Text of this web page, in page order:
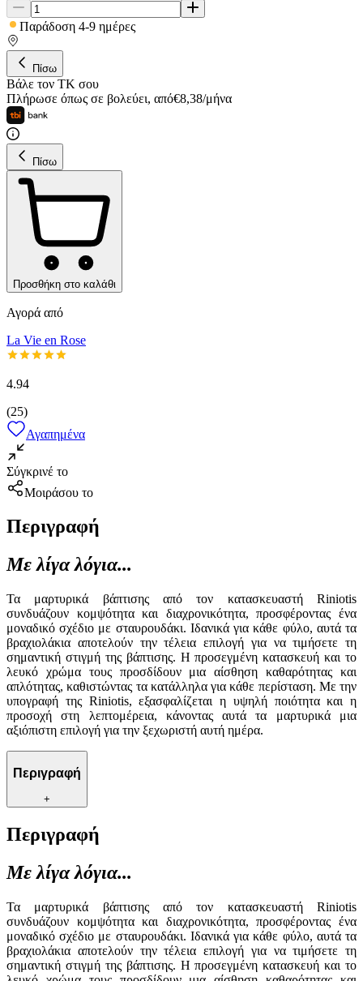
Παράδοση 4-9 ημέρες
Πίσω
Βάλε τον ΤΚ σου
Πλήρωσε όπως σε βολεύει, από€8,38/μήνα
Πίσω
Προσθήκη στο καλάθι
Αγορά από
La Vie en Rose
4.94
(25)
Αγαπημένα
Σύγκρινέ το
Μοιράσου το
Περιγραφή
Με λίγα λόγια...
Τα μαρτυρικά βάπτισης από τον κατασκευαστή Riniotis
συνδυάζουν κομψότητα και διαχρονικότητα, προσφέροντας ένα
μοναδικό σχέδιο με σταυρουδάκι. Ιδανικά για κάθε φύλο, αυτά τα
βραχιολάκια αποτελούν την τέλεια επιλογή για να τιμήσετε τη
σημαντική στιγμή της βάπτισης. Η προσεγμένη κατασκευή και το
λευκό χρώμα τους προσδίδουν μια αίσθηση καθαρότητας και
απλότητας, καθιστώντας τα κατάλληλα για κάθε περίσταση. Με την
υπογραφή της Riniotis, εξασφαλίζεται η υψηλή ποιότητα και η
προσοχή στη λεπτομέρεια, κάνοντας αυτά τα μαρτυρικά μια
αξιόπιστη επιλογή για την ξεχωριστή αυτή ημέρα.
Περιγραφή
+
Περιγραφή
Με λίγα λόγια...
Τα μαρτυρικά βάπτισης από τον κατασκευαστή Riniotis
συνδυάζουν κομψότητα και διαχρονικότητα, προσφέροντας ένα
μοναδικό σχέδιο με σταυρουδάκι. Ιδανικά για κάθε φύλο, αυτά τα
βραχιολάκια αποτελούν την τέλεια επιλογή για να τιμήσετε τη
σημαντική στιγμή της βάπτισης. Η προσεγμένη κατασκευή και το